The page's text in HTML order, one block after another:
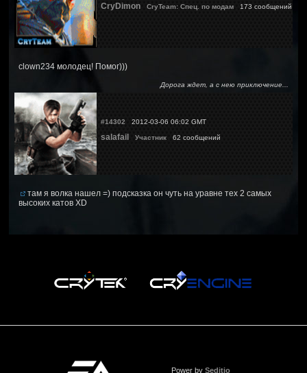
CryDimon CryTeam: Спец. по модам 173 сообщений
clown234 молодец! Помог)))
Дорога ждет, а с нею приключение...
#14302 2012-03-06 06:02 GMT
salafail Участник 62 сообщений
там я волка нашел =) подсказка он чуть на уравне тех 2 самых
высоких катов XD
Power by Seditio